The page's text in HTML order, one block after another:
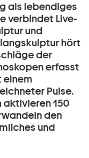
als lebendiges
verbindet Live-
und
hört
der
erfasst
einem
Pulse.
aktivieren 150
den
und